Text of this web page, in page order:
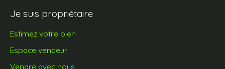
Je suis propriétaire
Estimez votre bien
Espace vendeur
Vendre avec nous